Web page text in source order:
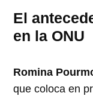
El
en la ONU
Romina
que coloca en